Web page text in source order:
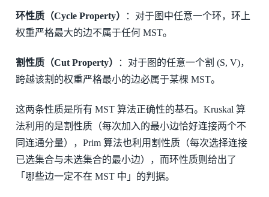
环性质（Cycle Property）
：对于图中任意一个环，环上
权重严格最大的边不属于任何 MST。
割性质（Cut Property）
：对于图的任意一个割 (S, V)，
跨越该割的权重严格最小的边必属于某棵 MST。
这两条性质是所有 MST 算法正确性的基石。Kruskal 算
法利用的是割性质（每次加入的最小边恰好连接两个不
同连通分量），Prim 算法也利用割性质（每次选择连接
已选集合与未选集合的最小边），而环性质则给出了
「哪些边一定不在 MST 中」的判据。